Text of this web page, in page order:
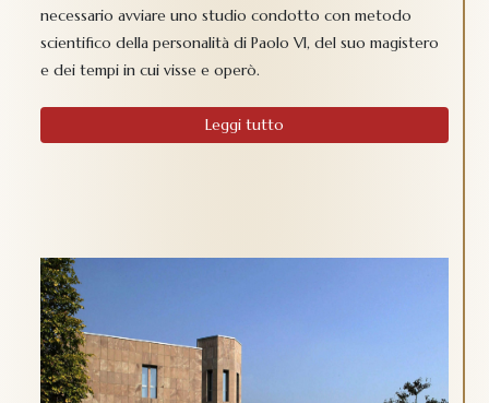
necessario avviare uno studio condotto con metodo
scientifico della personalità di Paolo VI, del suo magistero
e dei tempi in cui visse e operò.
Leggi tutto